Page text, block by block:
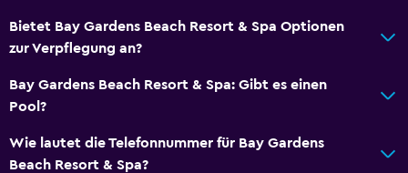
Bietet Bay Gardens Beach Resort & Spa Optionen
zur Verpflegung an?
Bay Gardens Beach Resort & Spa: Gibt es einen
Pool?
Wie lautet die Telefonnummer für Bay Gardens
Beach Resort & Spa?